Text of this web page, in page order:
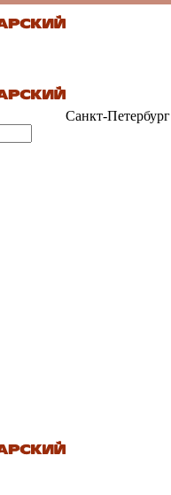
Санкт-Петербург